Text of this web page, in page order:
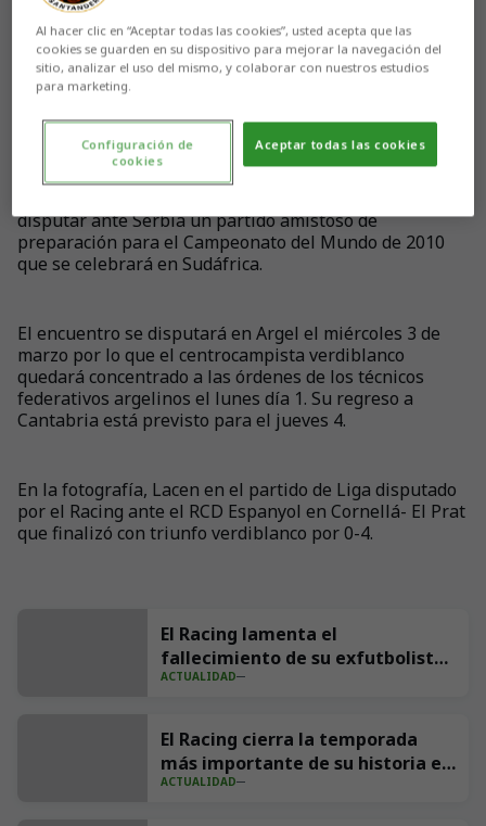
Aún no hay reacciones. ¡Sé el primero!
El futbolista del Real Racing Club Mehdi Lacen ha sido
disputar ante Serbia un partido amistoso de
preparación para el Campeonato del Mundo de 2010
que se celebrará en Sudáfrica.
El encuentro se disputará en Argel el miércoles 3 de
marzo por lo que el centrocampista verdiblanco
quedará concentrado a las órdenes de los técnicos
federativos argelinos el lunes día 1. Su regreso a
Cantabria está previsto para el jueves 4.
En la fotografía, Lacen en el partido de Liga disputado
por el Racing ante el RCD Espanyol en Cornellá- El Prat
que finalizó con triunfo verdiblanco por 0-4.
El Racing lamenta el
fallecimiento de su exfutbolista
Andrés Parada ‘Suco’
ACTUALIDAD
El Racing cierra la temporada
más importante de su historia en
redes con 539 millones de
ACTUALIDAD
Al hacer clic en “Aceptar todas las cookies”, usted acepta que las
cookies se guarden en su dispositivo para mejorar la navegación del
sitio, analizar el uso del mismo, y colaborar con nuestros estudios
para marketing.
Aceptar todas las cookies
Configuración de
cookies